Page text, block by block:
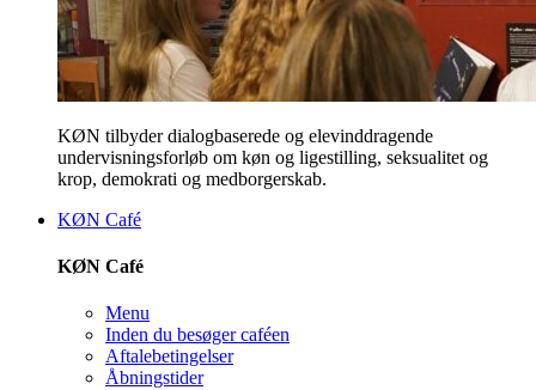
KØN tilbyder dialogbaserede og elevinddragende
undervisningsforløb om køn og ligestilling, seksualitet og
krop, demokrati og medborgerskab.
KØN Café
KØN Café
Menu
Inden du besøger caféen
Aftalebetingelser
Åbningstider